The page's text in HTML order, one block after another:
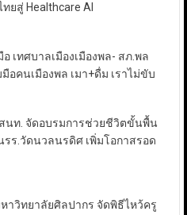
ยสู่ Healthcare AI
เทศบาลเมืองเมืองพล- สภ.พล
อคนเมืองพล เมา+ดื่ม เราไม่ขับ
นท. จัดอบรมการช่วยชีวิตขั้นพื้น
รร.วัดนวลนรดิศ เพิ่มโอกาสรอด
าวิทยาลัยศิลปากร จัดพิธีไหว้ครู